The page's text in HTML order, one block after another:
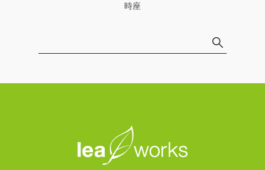
時座